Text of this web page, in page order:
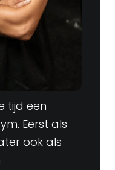
tijd een
Eerst als
ook als